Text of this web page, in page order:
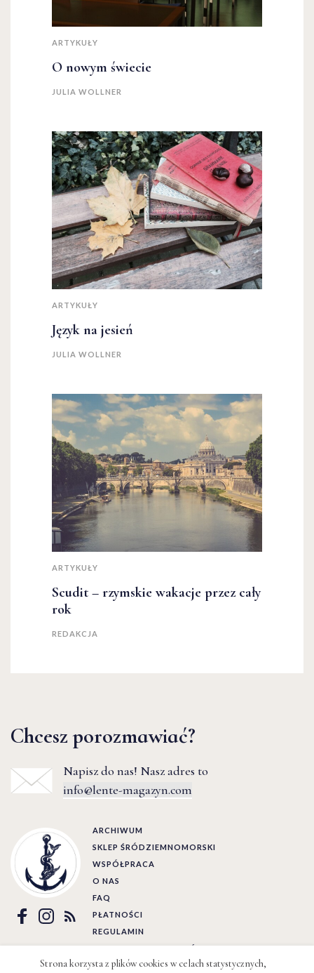
ARTYKUŁY
O nowym świecie
JULIA WOLLNER
ARTYKUŁY
Język na jesień
JULIA WOLLNER
ARTYKUŁY
Scudit – rzymskie wakacje przez cały
rok
REDAKCJA
Chcesz porozmawiać?
Napisz do nas! Nasz adres to
info@lente-magazyn.com
ARCHIWUM
SKLEP ŚRÓDZIEMNOMORSKI
WSPÓŁPRACA
O NAS
FAQ
PŁATNOŚCI
REGULAMIN
POLITYKA PRYWATNOŚCI
Strona korzysta z plików cookies w celach statystycznych,